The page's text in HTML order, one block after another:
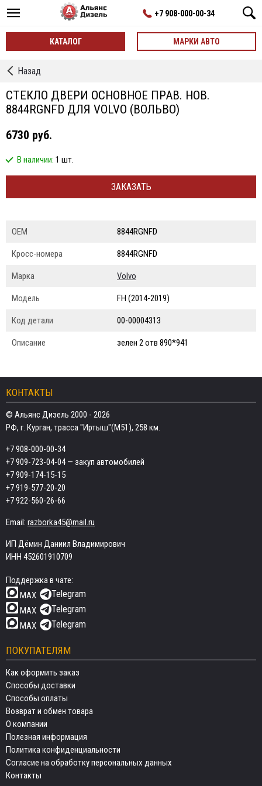
+7 908-000-00-34
КАТАЛОГ МАРКИ АВТО
←
кабины
окна
Назад
СТЕКЛО ДВЕРИ ОСНОВНОЕ ПРАВ. НОВ.
8844RGNFD ДЛЯ VOLVO (ВОЛЬВО)
6730 руб.
В наличии: 1 шт.
ЗАКАЗАТЬ
ОЕМ 8844RGNFD
Кросс-номера 8844RGNFD
Марка Volvo
Модель FH (2014-2019)
Код детали 00-00004313
Описание зелен 2 отв 890*941
КОНТАКТЫ
© Альянс Дизель 2000 - 2026
РФ, г. Курган, трасса "Иртыш"(М51), 258 км.
+7 908-000-00-34
+7 909-723-04-04— закуп автомобилей
+7 909-174-15-15
+7 919-577-20-20
+7 922-560-26-66
Email: razborka45@mail.ru
ИП Дёмин Даниил Владимирович
ИНН 452601910709
Поддержка в чате:
MAX
Telegram
MAX Telegram
MAX Telegram
ПОКУПАТЕЛЯМ
Как оформить заказ
Способы доставки
Способы оплаты
Возврат и обмен товара
О компании
Полезная информация
Политика конфиденциальности
Согласие на обработку персональных данных
Контакты